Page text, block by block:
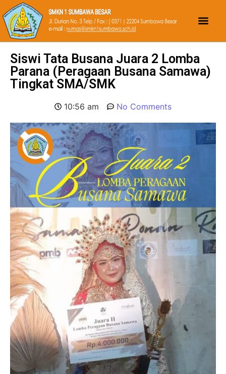
Siswi Tata Busana Juara 2 Lomba
Parana (Peragaan Busana Samawa)
Tingkat SMA/SMK
10:56 am No Comments